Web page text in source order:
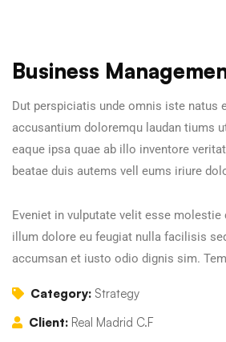
Business
Dut perspiciatis unde omnis iste natus
accusantium doloremqu laudan tiums
eaque ipsa quae ab illo inventore
beatae duis autems vell eums iriure
Eveniet in vulputate velit esse molestie
illum dolore eu feugiat nulla facilisis
accumsan et iusto odio dignis sim.
Category: Strategy
Client: Real Madrid C.F